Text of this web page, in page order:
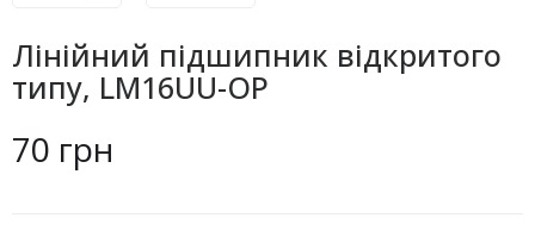
Лінійний підшипник відкритого
типу, LM16UU-OP
70 грн